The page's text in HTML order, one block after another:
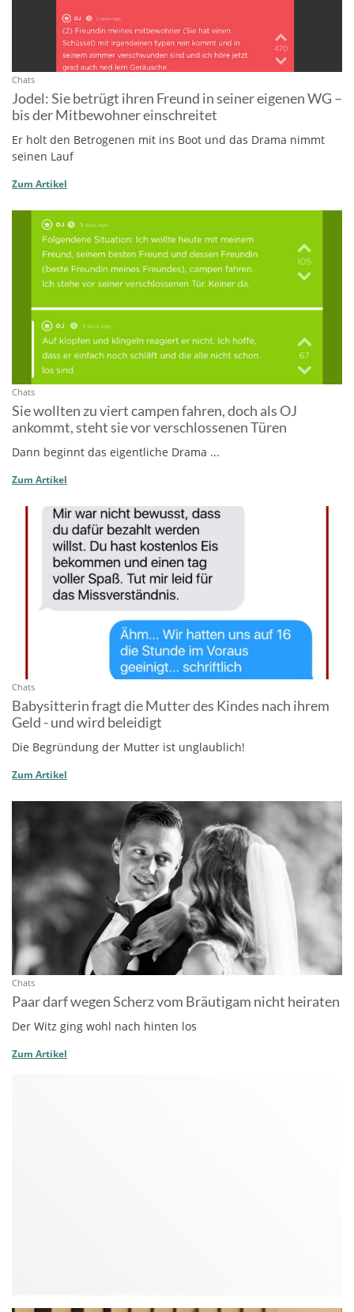
Chats
Jodel: Sie betrügt ihren Freund in seiner eigenen WG –
bis der Mitbewohner einschreitet
Er holt den Betrogenen mit ins Boot und das Drama nimmt
seinen Lauf
Zum Artikel
Chats
Sie wollten zu viert campen fahren, doch als OJ
ankommt, steht sie vor verschlossenen Türen
Dann beginnt das eigentliche Drama ...
Zum Artikel
Chats
Babysitterin fragt die Mutter des Kindes nach ihrem
Geld - und wird beleidigt
Die Begründung der Mutter ist unglaublich!
Zum Artikel
Chats
Paar darf wegen Scherz vom Bräutigam nicht heiraten
Der Witz ging wohl nach hinten los
Zum Artikel